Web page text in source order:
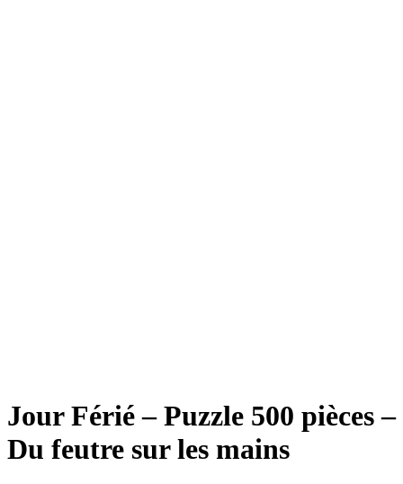
Jour Férié – Puzzle 500 pièces –
Du feutre sur les mains